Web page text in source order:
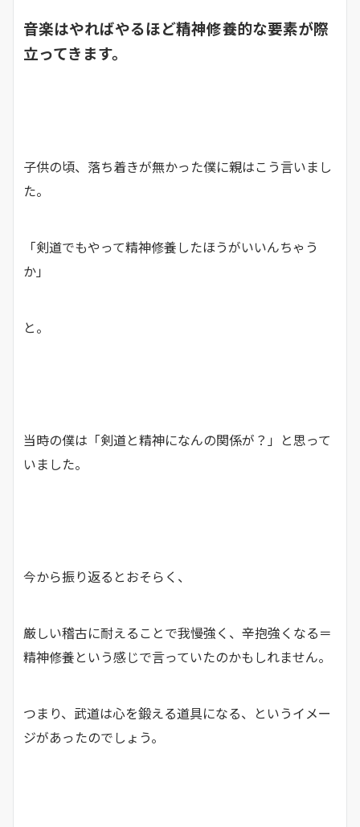
音楽はやればやるほど精神修養的な要素が際
立ってきます。
子供の頃、落ち着きが無かった僕に親はこう言いまし
た。
「剣道でもやって精神修養したほうがいいんちゃう
か」
と。
当時の僕は「剣道と精神になんの関係が？」と思って
いました。
今から振り返るとおそらく、
厳しい稽古に耐えることで我慢強く、辛抱強くなる＝
精神修養という感じで言っていたのかもしれません。
つまり、武道は心を鍛える道具になる、というイメー
ジがあったのでしょう。